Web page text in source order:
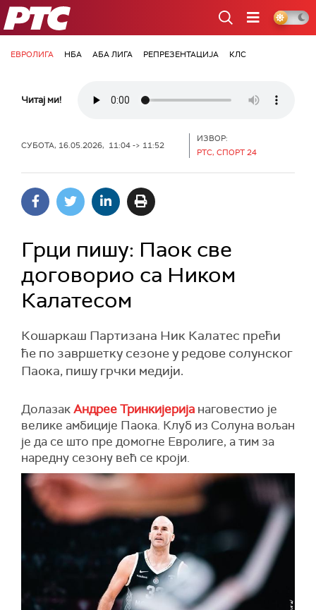
РТС
ЕВРОЛИГА НБА АБА ЛИГА РЕПРЕЗЕНТАЦИЈА КЛС
Читај ми!
СУБОТА, 16.05.2026, 11:04 -> 11:52
ИЗВОР:
РТС, СПОРТ 24
Грци пишу: Паок све
договорио са Ником
Калатесом
Кошаркаш Партизана Ник Калатес прећи
ће по завршетку сезоне у редове солунског
Паока, пишу грчки медији.
ДолазакАндрее Тринкијерија наговестио је
велике амбиције Паока. Клуб из Солуна вољан
је да се што пре домогне Евролиге, а тим за
наредну сезону већ се кроји.